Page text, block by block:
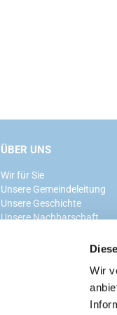
Wir
ÜBER UNS
Wir für Sie
Unsere Gemeindeleitung
Unsere Geschichte
Unsere Nachbarschaft